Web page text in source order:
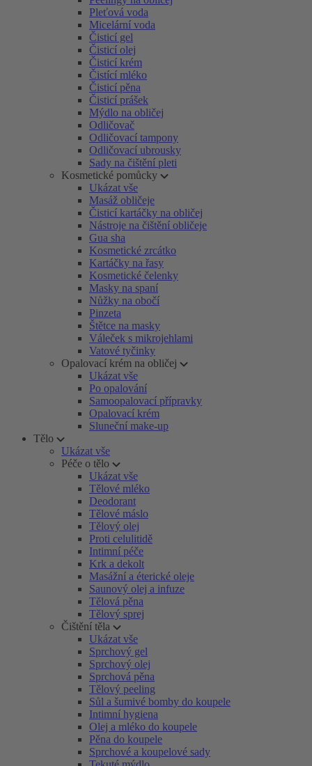
Pleťová voda
Micelární voda
Čisticí gel
Čisticí olej
Čisticí krém
Čistící mléko
Čisticí pěna
Čisticí prášek
Mýdlo na obličej
Odličovač
Odličovací tampony
Odličovací ubrousky
Sady na čištění pleti
Kosmetické pomůcky
Ukázat vše
Masáž obličeje
Čisticí kartáčky na obličej
Nástroje na čištění obličeje
Gua sha
Kosmetické zrcátko
Kartáčky na řasy
Kosmetické čelenky
Masky na spaní
Nůžky na obočí
Pinzeta
Štětce na masky
Váleček s mikrojehlami
Vatové tyčinky
Opalovací krém na obličej
Ukázat vše
Po opalování
Samoopalovací přípravky
Opalovací krém
Sluneční make-up
Tělo
Ukázat vše
Péče o tělo
Ukázat vše
Tělové mléko
Deodorant
Tělové máslo
Tělový olej
Proti celulitidě
Intimní péče
Krk a dekolt
Masážní a éterické oleje
Saunový olej a infuze
Tělová pěna
Tělový sprej
Čištění těla
Ukázat vše
Sprchový gel
Sprchový olej
Sprchová pěna
Tělový peeling
Sůl a šumivé bomby do koupele
Intimní hygiena
Olej a mléko do koupele
Pěna do koupele
Sprchové a koupelové sady